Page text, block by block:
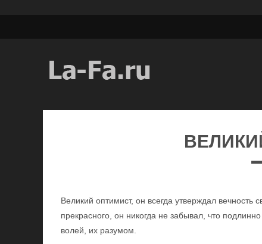
Великий оптимист, он всегда утверждал
прекрасного, он никогда не забывал, что
волей, их разумом.